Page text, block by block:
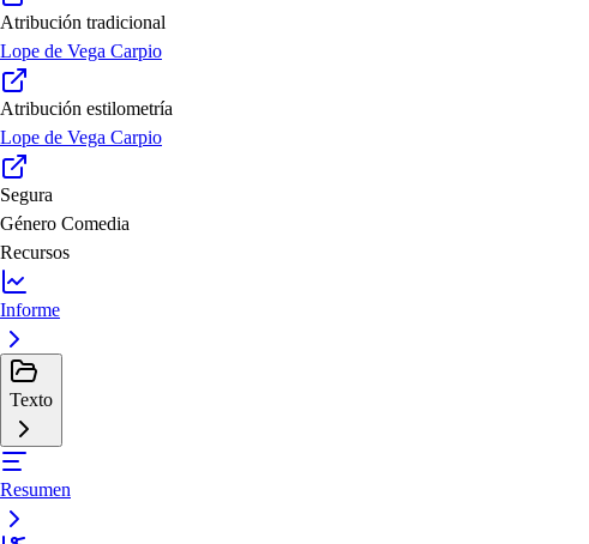
Atribución tradicional
Lope de Vega Carpio
Atribución estilometría
Lope de Vega Carpio
Segura
Género Comedia
Recursos
Informe
Texto
Resumen